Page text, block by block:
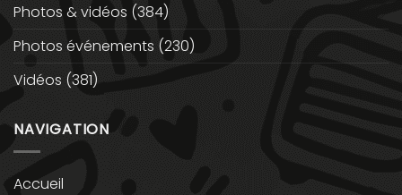
Photos & vidéos (384)
Photos événements (230)
Vidéos (381)
NAVIGATION
Accueil